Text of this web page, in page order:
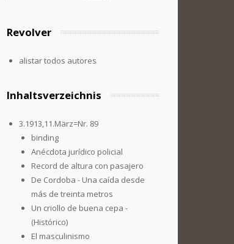
Revolver
alistar todos autores
Inhaltsverzeichnis
3.1913,11.März=Nr. 89
binding
Anécdota jurídico policial
Record de altura con pasajero
De Cordoba - Una caída desde
más de treinta metros
Un criollo de buena cepa -
(Histórico)
El masculinismo